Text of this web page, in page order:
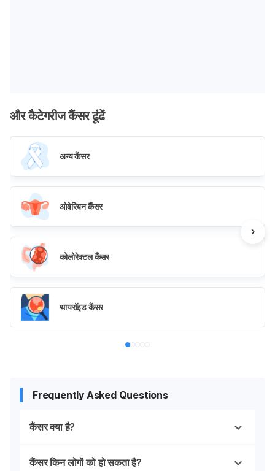
और कैटेगरीज कैंसर ढूंढें
अन्य कैंसर
ओवेरियन कैंसर
कोलोरेक्टल कैंसर
थायरॉइड कैंसर
Frequently Asked Questions
कैंसर क्या है?
कैंसर किन लोगों को हो सकता है?